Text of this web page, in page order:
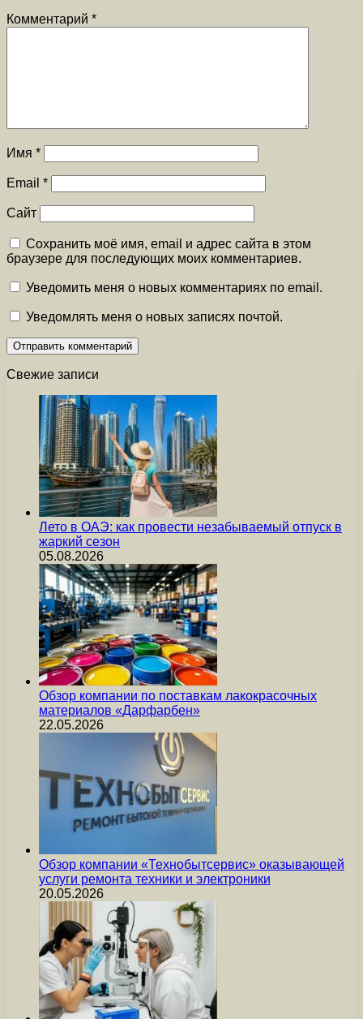
Комментарий *
Имя *
Email *
Сайт
Сохранить моё имя, email и адрес сайта в этом
браузере для последующих моих комментариев.
Уведомить меня о новых комментариях по email.
Уведомлять меня о новых записях почтой.
Свежие записи
Лето в ОАЭ: как провести незабываемый отпуск в
жаркий сезон
05.08.2026
Обзор компании по поставкам лакокрасочных
материалов «Дарфарбен»
22.05.2026
Обзор компании «Технобытсервис» оказывающей
услуги ремонта техники и электроники
20.05.2026